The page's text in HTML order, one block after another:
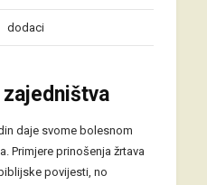
dodaci
daje svome bolesnom
Primjere prinošenja žrtava
povijesti, no